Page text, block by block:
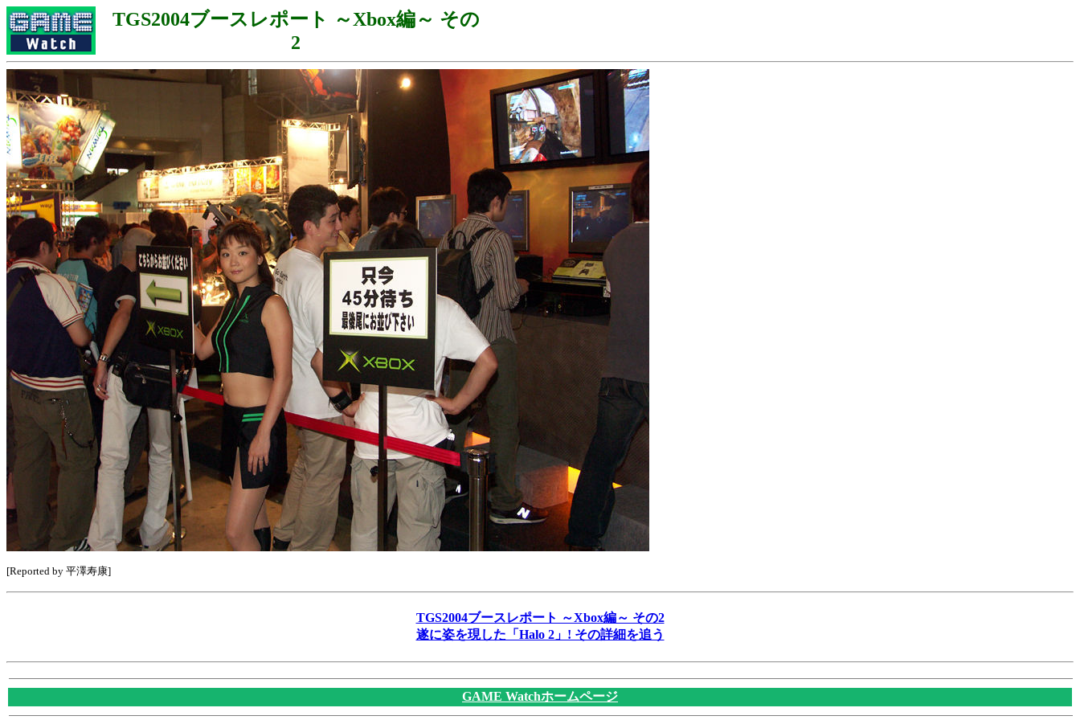
TGS2004ブースレポート ～Xbox編～ その
2
[Reported by 平澤寿康]
TGS2004ブースレポート ～Xbox編～ その2
遂に姿を現した「Halo 2」! その詳細を追う
GAME Watchホームページ